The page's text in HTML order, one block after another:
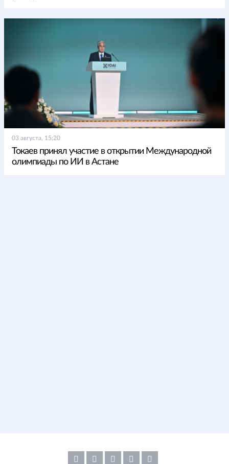
03 августа, 15:20
Токаев принял участие в открытии Международной
олимпиады по ИИ в Астане